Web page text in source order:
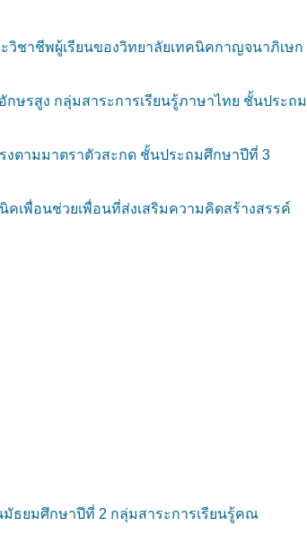
ชาชีพผู้เรียนของวิทยาลัยเทคนิคกาญจนาภิเษก
รสูง กลุ่มสาระการเรียนรู้ภาษาไทย ชั้นประถ
ตามมาตราตัวสะกด ชั้นประถมศึกษาปีที่ 3
เพื่อนช่วยเพื่อนที่ส่งเสริมความคิดสร้างสรรค์
ธยมศึกษาปีที่ 2 กลุ่มสาระการเรียนรู้คณ